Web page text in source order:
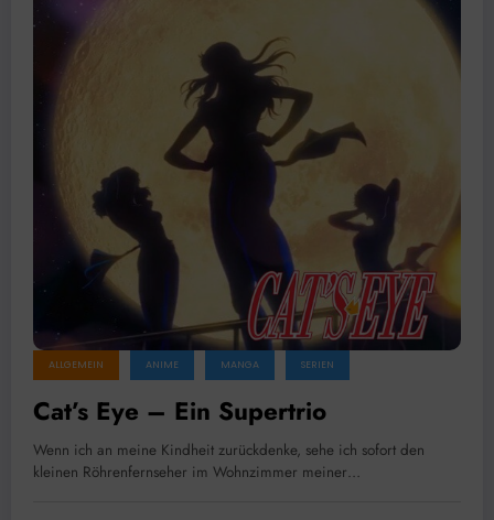
ALLGEMEIN ANIME MANGA SERIEN
Cat’s Eye – Ein Supertrio
Wenn ich an meine Kindheit zurückdenke, sehe ich sofort den
kleinen Röhrenfernseher im Wohnzimmer meiner…